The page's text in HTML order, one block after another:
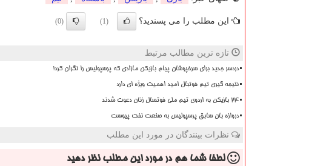
این مطلب را می پسندید؟ (1)
(0)
تازه ترین مطالب مرتبط
دردسر جدید برای سرخپوشان پیام بازیکن مازادی که پرسپولیس را نگران کرد!
نتیجه گیری تیم فوتبال امید اهمیت ویژه ای دارد
۲۴ بازیکن به اردوی تیم ملی فوتسال زنان دعوت شدند
دروازه بان سابق پرسپولیس به صنعت نفت پیوست
نظرات بینندگان در مورد این مطلب
لطفا شما همدر مورد این مطلب نظر دهید